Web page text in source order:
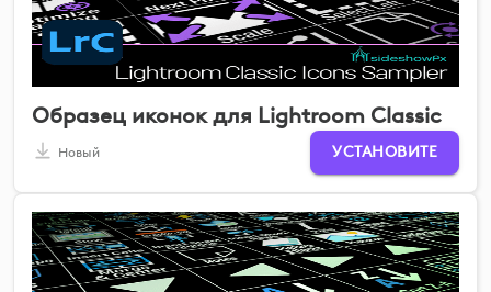
Образец иконок для Lightroom Classic
Новый УСТАНОВИТЕ